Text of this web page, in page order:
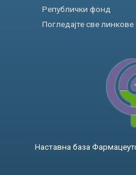
Републички фонд
Погледајте све линкове
Наставна база